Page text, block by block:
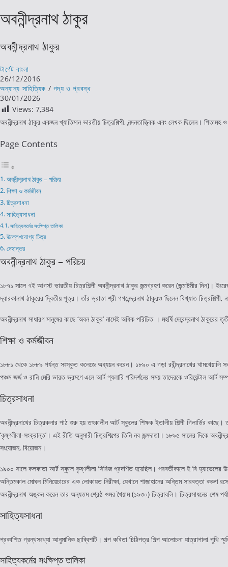
অবনীন্দ্রনাথ ঠাকুর
অবনীন্দ্রনাথ ঠাকুর
Post
author:
টার্গেট বাংলা
Post
published:
26/12/2016
Post
category:
অন্যান্য সাহিত্যিক / গদ্য ও প্রবন্ধ
Post
last
modified:
30/01/2026
Views: 7,384
অবনীন্দ্রনাথ ঠাকুর একজন খ্যাতিমান ভারতীয় চিত্রশিল্পী, নন্দনতাত্ত্বিক এবং লেখক ছিলেন।
Page Contents
অবনীন্দ্রনাথ ঠাকুর – পরিচয়
শিক্ষা ও কর্মজীবন
চিত্রসাধনা
সাহিত্যসাধনা
সাহিত্যকর্মের সংক্ষিপ্ত তালিকা
উল্লেখযোগ্য চিত্র
দেহান্তর
অবনীন্দ্রনাথ ঠাকুর – পরিচয়
১৮৭১ সালে ৭ই আগস্ট ভারতীয় চিত্রশিল্পী অবনীন্দ্রনাথ ঠাকুর জন্মগ্রহণ করেন (জন্মাষ্টমীর দিন)।
দ্বারকানাথ ঠাকুরের দ্বিতীয় পুত্র। তাঁর ভ্রাতা শ্রী গগনেন্দ্রনাথ ঠাকুরও ছিলেন বিখ্যাত
অবনীন্দ্রনাথ সাধারণ মানুষের কাছে ‘অবন ঠাকুর’ নামেই অধিক পরিচিত । মহর্ষি দেবেন্দ্রনাথ
শিক্ষা ও কর্মজীবন
১৮৮১ থেকে ১৮৮৯ পর্যন্ত সংস্কৃত কলেজে অধ্যয়ন করেন। ১৮৯০ এ গড়া রবীন্দ্রনাথের খামখেয়ালি
পঞ্চম জর্জ ও রানি মেরি ভারত ভ্রমণে এলে আর্ট গ্যলারি পরিদর্শনের সময় তাদেরকে ওরিয়েন্টাল
চিত্রসাধনা
অবনীন্দ্রনাথের চিত্রকলার পাঠ শুরু হয় তৎকালীন আর্ট স্কুলের শিক্ষক ইতালীয় শিল্পী গিলার্ডির
‘কৃষ্ণলীলা-সংক্রান্ত’। এই রীতি অনুসারী চিত্রশিল্পের তিনি নব জন্মদাতা। ১৮৯৫ সালের দিকে
সংযোজন, বিয়োজন।
১৯০০ সালে কলকাতা আর্ট স্কুলে কৃষ্ণলীলা সিরিজ প্রদর্শিত হয়েছিল। পরবর্তীকালে ই বি হ্যাভেলের
অন্তিমকাল মোঘল মিনিয়েচারের এক লোকায়ত নিরীক্ষা, যেখানে শাজাহানের অন্তিম সারবত্তা
অবনীন্দ্রনাথ অঙ্কন করেন তার অন্যতম শ্রেষ্ঠ ওমর খৈয়াম (১৯৩০) চিত্রাবলি। চিত্রসাধনের শেষ
সাহিত্যসাধনা
প্রকাশিত গ্রন্থসংখ্যা আনুমানিক ছাব্বিশটি। গল্প কবিতা চিঠিপত্র শিল্প আলোচনা যাত্রাপালা পুথি
সাহিত্যকর্মের সংক্ষিপ্ত তালিকা